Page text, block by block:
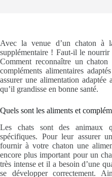
Avec la venue d’un chaton à
supplémentaire ! Faut-il le nourrir
Comment reconnaître un
compléments alimentaires
assurer une alimentation
qu’il grandisse en bonne santé.
Quels sont les aliments et
Les chats sont des animaux
spécifiques. Pour leur assurer
fournir à votre chaton une
encore plus important pour un
très intense et il a besoin d’une
se développer correctement.